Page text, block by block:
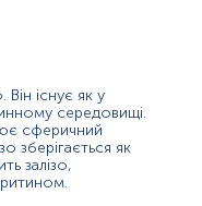
відсутній
заліза.
Тут залізо
DMT1, який
метали) через
транспортуванням
стані (Fe2+).
існує як у
середовищі.
сферичний
зберігається як
залізо,